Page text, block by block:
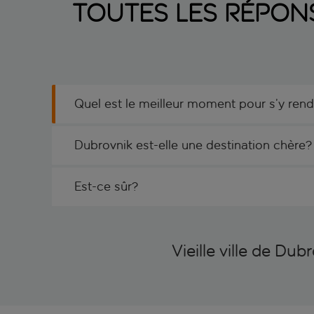
Toutes les
Quel est le meilleur moment pour s’y
Dubrovnik est-elle une destination chère?
Est-ce sûr?
Vieille ville de